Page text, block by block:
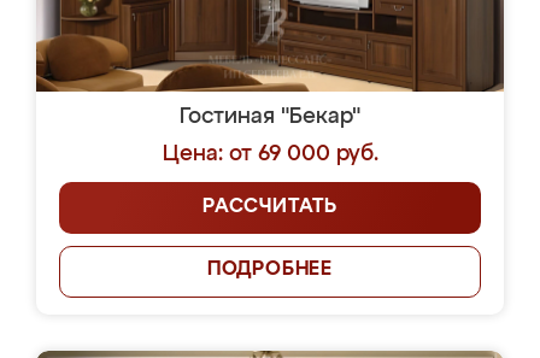
Гостиная "Бекар"
Цена: от 69 000 руб.
РАССЧИТАТЬ
ПОДРОБНЕЕ